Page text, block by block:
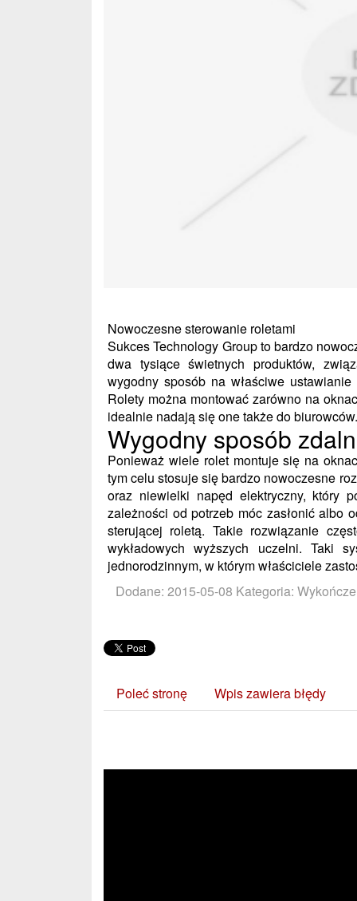
Nowoczesne sterowanie roletami
Sukces Technology Group to bardzo
dwa tysiące świetnych produktów,
wygodny sposób na właściwe
Rolety można montować zarówno na
idealnie nadają się one także do biurowców.
Wygodny sposób
Ponieważ wiele rolet montuje się na
tym celu stosuje się bardzo nowoczesne
oraz niewielki napęd elektryczny, który
zależności od potrzeb móc zasłonić albo
sterującej roletą. Takie rozwiązanie
wykładowych wyższych uczelni. Taki
jednorodzinnym, w którym właściciele
Dodane: 2015-05-08 Kategoria:
Poleć stronę Wpis zawiera błędy